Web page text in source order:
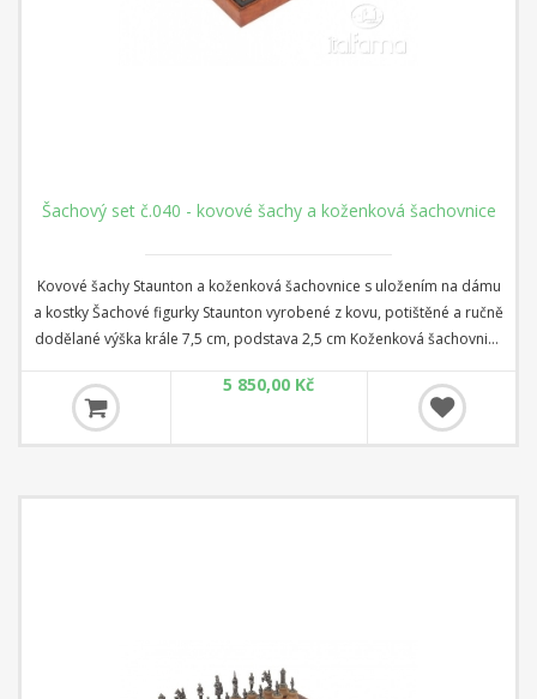
Šachový set č.040 - kovové šachy a koženková šachovnice
Kovové šachy Staunton a koženková šachovnice s uložením na dámu
a kostky Šachové figurky Staunton vyrobené z kovu, potištěné a ručně
dodělané výška krále 7,5 cm, podstava 2,5 cm Koženková šachovnice
3,5 cm
5 850,00 Kč